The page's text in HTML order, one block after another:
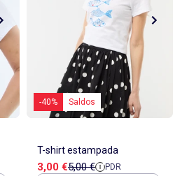
-40% Saldos
T-shirt estampada
Preço de venda
3,00 €Preço de referência
5,00 € PDR